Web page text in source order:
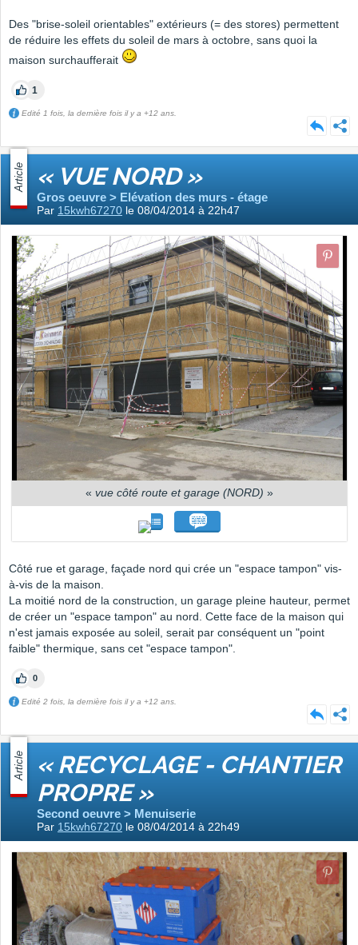
Des "brise-soleil orientables" extérieurs (= des stores) permettent
de réduire les effets du soleil de mars à octobre, sans quoi la
maison surchaufferait
1
Edité 1 fois, la dernière fois il y a +12 ans.
Article « VUE NORD »
Gros oeuvre > Elévation des murs - étage
Par 15kwh67270 le 08/04/2014 à 22h47
« vue côté route et garage (NORD) »
Côté rue et garage, façade nord qui crée un "espace tampon" vis-
à-vis de la maison.
La moitié nord de la construction, un garage pleine hauteur, permet
de créer un "espace tampon" au nord. Cette face de la maison qui
n'est jamais exposée au soleil, serait par conséquent un "point
faible" thermique, sans cet "espace tampon".
0
Edité 2 fois, la dernière fois il y a +12 ans.
Article « RECYCLAGE - CHANTIER
PROPRE »
Second oeuvre > Menuiserie
Par 15kwh67270 le 08/04/2014 à 22h49